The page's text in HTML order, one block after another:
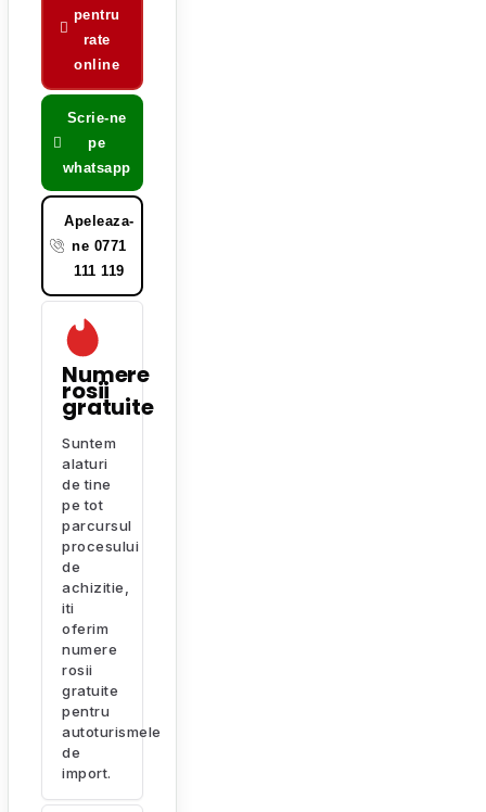
pentru
rate
online
Scrie-ne
pe
whatsapp
Apeleaza-
ne 0771
111 119
Numere
rosii
gratuite
Suntem
alaturi
de tine
pe tot
parcursul
procesului
de
achizitie,
iti
oferim
numere
rosii
gratuite
pentru
autoturismele
de
import.